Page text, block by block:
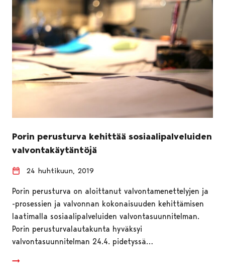
Porin perusturva kehittää sosiaalipalveluiden
valvontakäytäntöjä
24 huhtikuun, 2019
Porin perusturva on aloittanut valvontamenettelyjen ja
-prosessien ja valvonnan kokonaisuuden kehittämisen
laatimalla sosiaalipalveluiden valvontasuunnitelman.
Porin perusturvalautakunta hyväksyi
valvontasuunnitelman 24.4. pidetyssä…